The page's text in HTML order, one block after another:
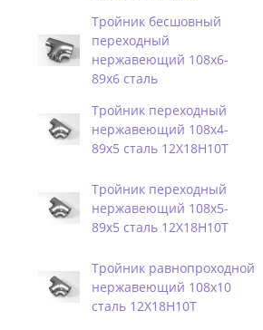
Тройник бесшовный
переходный
нержавеющий 108х6-
89х6 сталь
Тройник переходный
нержавеющий 108х4-
89х5 сталь 12Х18Н10Т
Тройник переходный
нержавеющий 108х5-
89х5 сталь 12Х18Н10Т
Тройник равнопроходной
нержавеющий 108х10
сталь 12Х18Н10Т